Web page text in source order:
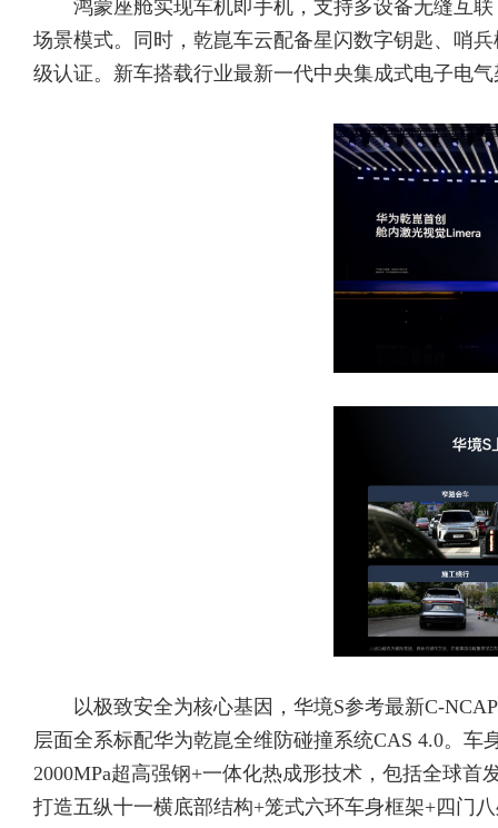
鸿蒙座舱实现车机即手机，支持多设备无缝互
场景模式。同时，乾崑车云配备星闪数字钥匙、哨
级认证。新车搭载行业最新一代中央集成式电子电
以极致安全为核心基因，华境S参考最新C-
层面全系标配华为乾崑全维防碰撞系统CAS 4.0。
2000MPa超高强钢+一体化热成形技术，包括全球
打造五纵十一横底部结构+笼式六环车身框架+四门